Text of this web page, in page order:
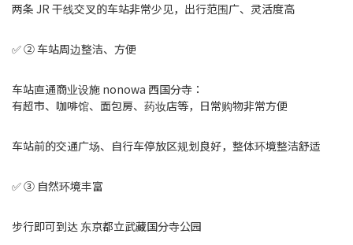
两条 JR 干线交叉的车站非常少见，出行范围广、灵活度高
✅ ② 车站周边整洁、方便
车站直通商业设施 nonowa 西国分寺：
有超市、咖啡馆、面包房、药妆店等，日常购物非常方便
车站前的交通广场、自行车停放区规划良好，整体环境整洁舒适
✅ ③ 自然环境丰富
步行即可到达 东京都立武藏国分寺公园